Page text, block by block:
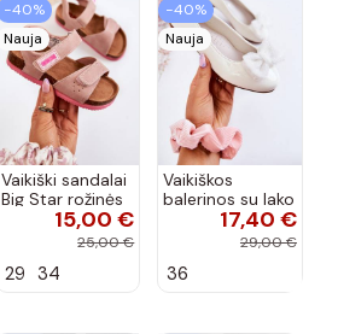
−40%
Nauja
Vaikiški sandalai
Big Star rožinės
spalvos15,00 €
25,00 €
29 34
−40%
Nauja
Vaikiškos
balerinos su lako
efektu ir
kaspinais baltos
17,40 €
29,00 €
36